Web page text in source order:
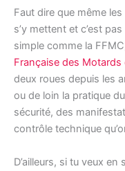
Faut dire que même
s’y mettent et c’est
simple comme la
Française des Motards
deux roues depuis les
ou de loin la pratique
sécurité, des
contrôle technique
D’ailleurs, si tu veux